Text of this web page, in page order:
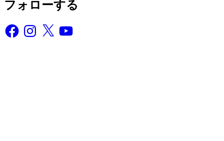
フォローする
FacebookInstagram
X YouTube